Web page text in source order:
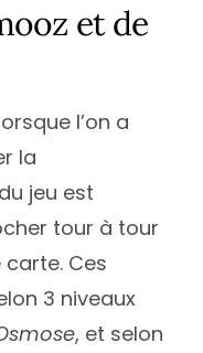
et de
l’on a
la
jeu est
tour à tour
Ces
3 niveaux
, et selon